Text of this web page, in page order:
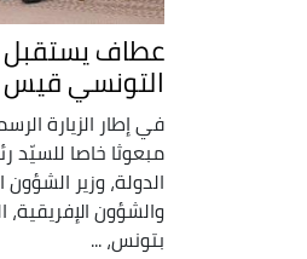
عطاف
التونسي
في إطار الزيارة
مبعوثا خاصا للسيّد
الدولة، وزير الشؤون
والشؤون
بتونس، ...